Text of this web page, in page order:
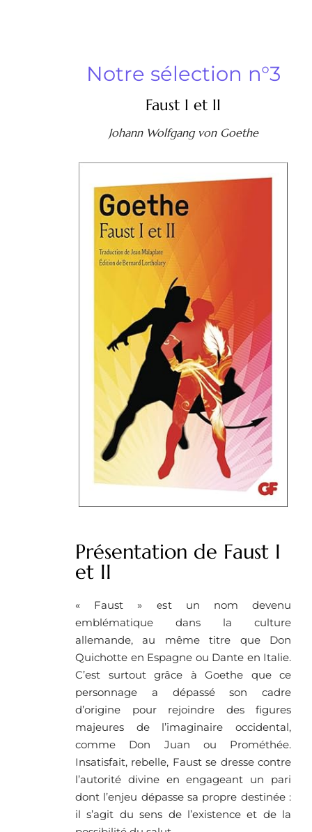
Notre sélection n°3
Faust I et II
Johann Wolfgang von Goethe
Présentation de Faust I
et II
« Faust » est un nom devenu
emblématique dans la culture
allemande, au même titre que Don
Quichotte en Espagne ou Dante en Italie.
C’est surtout grâce à Goethe que ce
personnage a dépassé son cadre
d’origine pour rejoindre des figures
majeures de l’imaginaire occidental,
comme Don Juan ou Prométhée.
Insatisfait, rebelle, Faust se dresse contre
l’autorité divine en engageant un pari
dont l’enjeu dépasse sa propre destinée :
il s’agit du sens de l’existence et de la